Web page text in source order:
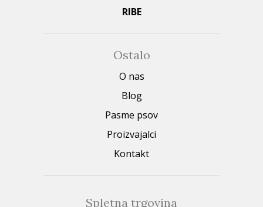
RIBE
Ostalo
O nas
Blog
Pasme psov
Proizvajalci
Kontakt
Spletna trgovina